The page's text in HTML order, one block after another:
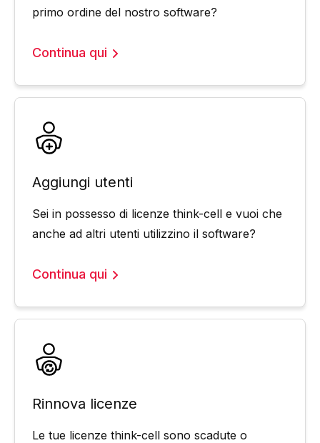
primo ordine del nostro software?
Continua qui
Aggiungi utenti
Sei in possesso di licenze think-cell e vuoi che
anche ad altri utenti utilizzino il software?
Continua qui
Rinnova licenze
Le tue licenze think-cell sono scadute o